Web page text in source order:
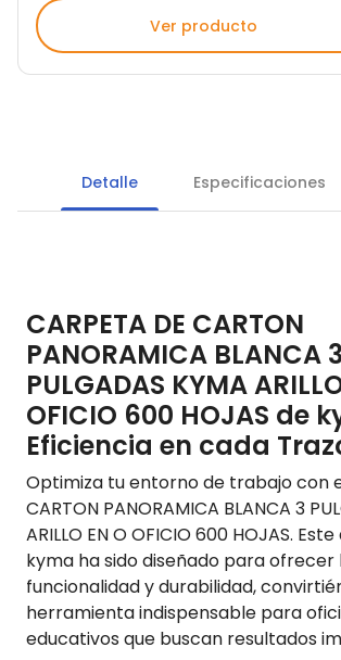
Ver producto
Detalle Especificaciones
CARPETA DE CARTON
PANORAMICA BLANCA 3
PULGADAS KYMA
OFICIO 600 HOJAS de
Eficiencia en cada
Optimiza tu entorno de trabajo con el
CARTON PANORAMICA BLANCA 3
ARILLO EN O OFICIO 600 HOJAS.
kyma ha sido diseñado para ofrecer
funcionalidad y durabilidad,
herramienta indispensable para
educativos que buscan resultados